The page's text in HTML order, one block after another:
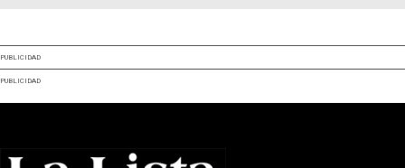
PUBLICIDAD
PUBLICIDAD